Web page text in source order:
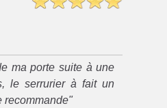
ma porte suite à une
le serrurier à fait un
recommande"